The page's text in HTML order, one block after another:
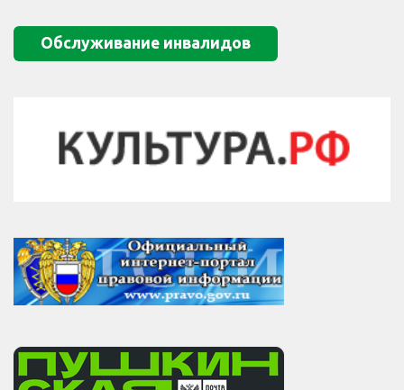
Обслуживание инвалидов